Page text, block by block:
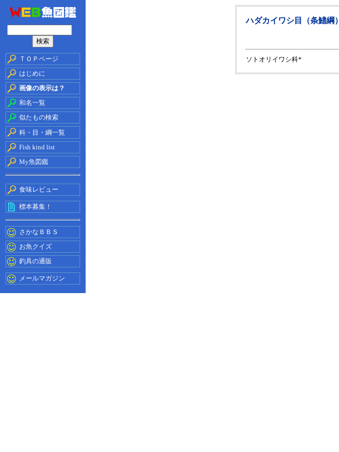
ＴＯＰページ
はじめに
画像の表示は？
和名一覧
似たもの検索
科・目・綱一覧
Fish kind list
My魚図鑑
食味レビュー
標本募集！
さかなＢＢＳ
お魚クイズ
釣具の通販
メールマガジン
ハダカイワシ目（条鰭綱）
ソトオリイワシ科*